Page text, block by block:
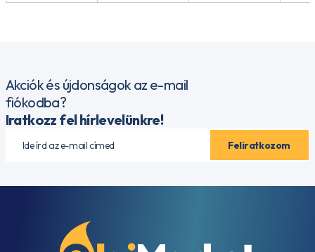
Akciók és újdonságok az e-mail
fiókodba?
Iratkozz fel hírlevelünkre!